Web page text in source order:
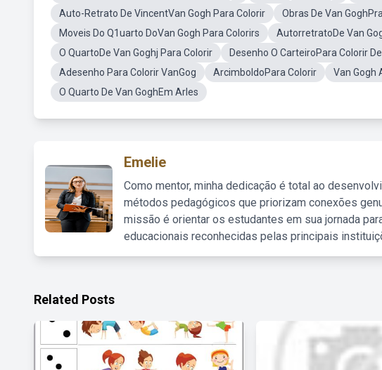
Auto-Retrato De VincentVan Gogh Para Colorir
Obras De Van
Moveis Do Q1uarto DoVan Gogh Para Colorirs
AutorretratoDe Van
O QuartoDe Van Goghj Para Colorir
Desenho O CarteiroPara Colorir
Adesenho Para Colorir VanGog
ArcimboldoPara Colorir
Van Gogh
O Quarto De Van GoghEm Arles
Emelie
Como mentor, minha dedicação é total ao
métodos pedagógicos que priorizam conexões
missão é orientar os estudantes em sua jornada
educacionais reconhecidas pelas principais
Related Posts